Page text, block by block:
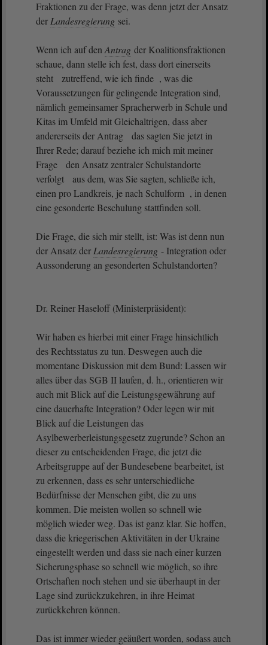
Fraktionen zu der Frage, was denn jetzt der Ansatz
der Landesregierung sei.
Wenn ich auf den Antrag der Koalitionsfraktionen
schaue, dann stelle ich fest, dass dort einerseits
steht zutreffend, wie ich finde , was die
Voraussetzungen für gelingende Integration sind,
nämlich gemeinsamer Spracherwerb in Schule und
Kitas im Umfeld mit Gleichaltrigen, dass aber
andererseits der Antrag das sagten Sie jetzt in
Ihrer Rede; darauf beziehe ich mich mit meiner
Frage den Ansatz zentraler Schulstandorte
verfolgt aus dem, was Sie sagten, schließe ich,
einen pro Landkreis, je nach Schulform , in denen
eine gesonderte Beschulung stattfinden soll.
Die Frage, die sich mir stellt, ist: Was ist denn nun
der Ansatz der Landesregierung - Integration oder
Aussonderung an gesonderten Schulstandorten?
Dr. Reiner Haseloff (Ministerpräsident):
Wir haben es hierbei mit einer Frage hinsichtlich
des Rechtsstatus zu tun. Deswegen auch die
momentane Diskussion mit dem Bund: Lassen wir
alles über das SGB II laufen, d. h., orientieren wir
auch mit Blick auf die Leistungsgewährung auf
eine dauerhafte Integration? Oder legen wir mit
Blick auf die Leistungen das
Asylbewerberleistungsgesetz zugrunde? Schon an
dieser zu entscheidenden Frage, die jetzt die
Arbeitsgruppe auf der Bundesebene bearbeitet, ist
zu erkennen, dass es sehr unterschiedliche
Bedürfnisse der Menschen gibt, die zu uns
kommen. Die meisten wollen so schnell wie
möglich wieder weg. Das ist ganz klar. Sie hoffen,
dass die kriegerischen Aktivitäten in der Ukraine
eingestellt werden und dass sie nach einer kurzen
Sicherungsphase so schnell wie möglich, so ihre
Ortschaften noch stehen und sie überhaupt in der
Lage sind zurückzukehren, in ihre Heimat
zurückkehren können.
Das ist immer wieder geäußert worden, sodass auch